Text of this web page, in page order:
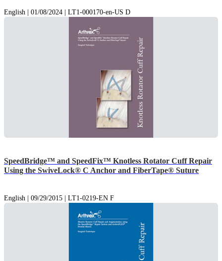
English | 01/08/2024 | LT1-000170-en-US D
SpeedBridge™ and SpeedFix™ Knotless Rotator Cuff Repair
Using the SwiveLock® C Anchor and FiberTape® Suture
English | 09/29/2015 | LT1-0219-EN F